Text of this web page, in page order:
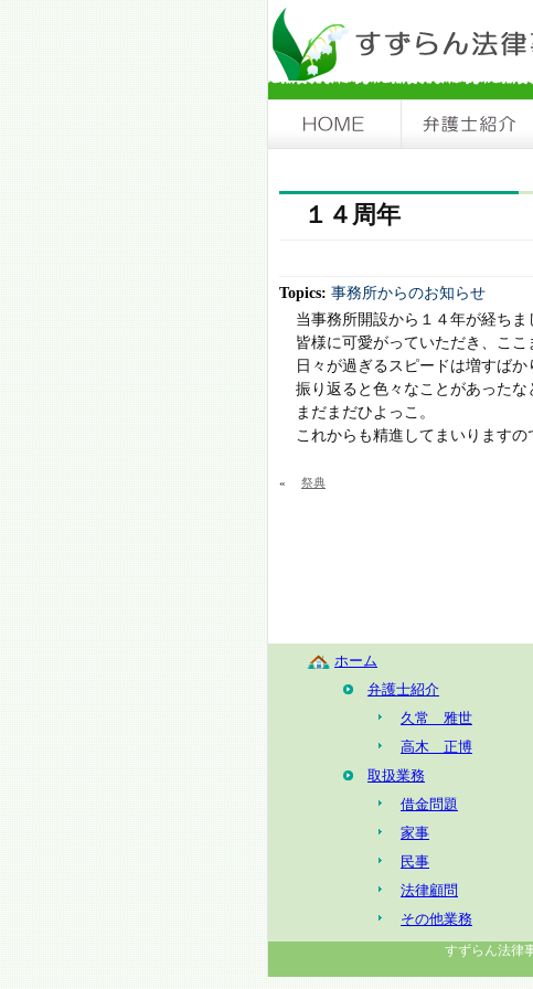
１４周年
Topics: 事務所からのお知らせ
当事務所開設から１４年が経ちま
皆様に可愛がっていただき、ここ
日々が過ぎるスピードは増すばか
振り返ると色々なことがあったな
まだまだひよっこ。
これからも精進してまいりますの
« 祭典
ホーム
弁護士紹介
久常 雅世
高木 正博
取扱業務
借金問題
家事
民事
法律顧問
その他業務
すずらん法律